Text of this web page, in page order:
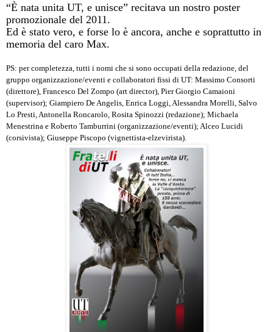
“È nata unita UT, e unisce” recitava un nostro poster
promozionale del 2011.
Ed è stato vero, e forse lo è ancora, anche e soprattutto in
memoria del caro Max.
PS: per completezza, tutti i nomi che si sono occupati della redazione, del
gruppo organizzazione/eventi e collaboratori fissi di UT: Massimo Consorti
(direttore), Francesco Del Zompo (art director), Pier Giorgio Camaioni
(supervisor); Giampiero De Angelis, Enrica Loggi, Alessandra Morelli, Salvo
Lo Presti, Antonella Roncarolo, Rosita Spinozzi (redazione); Michaela
Menestrina e Roberto Tamburrini (organizzazione/eventi); Alceo Lucidi
(corsivista); Giuseppe Piscopo (vignettista-elzevirista).